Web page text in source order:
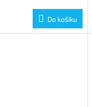
Do košíku